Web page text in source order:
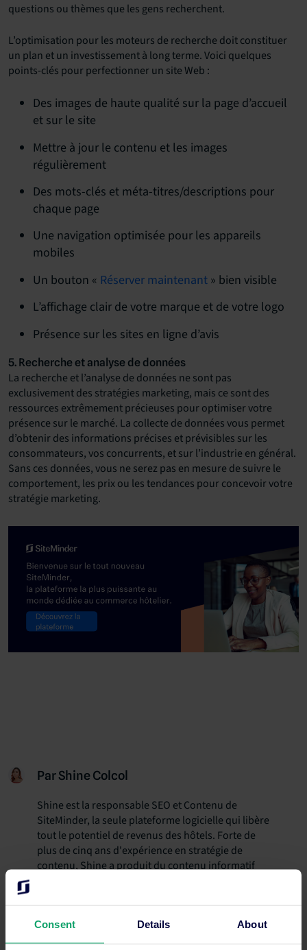
Consent Details About
questions ou thèmes que les gens recherchent.
L’optimisation pour les moteurs de recherche doit constituer
un plan et un investissement à long terme. Voici quelques
points-clés pour perfectionner un site Web :
Des images de haute qualité sur la page d’accueil
et sur le site
Mettre à jour le contenu et les images
régulièrement
Des mots-clés et méta-titres/descriptions pour
chaque page
Une navigation optimisée pour les appareils
mobiles
Un bouton « Réserver maintenant » bien visible
L’affichage clair de votre marque et de votre logo
Présence sur les sites en ligne d’avis
5. Recherche et analyse de données
La recherche et l’analyse de données ne sont pas
exclusivement des stratégies marketing, mais ce sont des
ressources extrêmement précieuses pour optimiser votre
présence sur le marché. La collecte de données vous permet
d’obtenir des informations précises et prévisibles sur les
consommateurs, vos concurrents, et sur l’industrie en général.
Sans ces données, vous ne serez pas en mesure de suivre le
comportement, les prix ou les tendances pour concevoir votre
stratégie marketing.
Par Shine Colcol
Shine est la responsable SEO et Contenu de
SiteMinder, la seule plateforme logicielle qui libère
tout le potentiel de revenus des hôtels. Forte de
plus de cinq ans d'expérience en stratégie de
contenu, Shine a produit du contenu informatif
recherchés pour permettre aux hôteliers de
découvrir comment optimiser leur temps et